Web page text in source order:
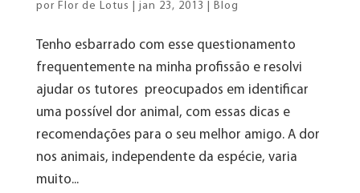
por Flor de Lotus jan 23, 2013 Blog
Tenho esbarrado com esse questionamento
frequentemente na minha profissão e resolvi
ajudar os tutores preocupados em identificar
uma possível dor animal, com essas dicas e
recomendações para o seu melhor amigo. A dor
nos animais, independente da espécie, varia
muito...